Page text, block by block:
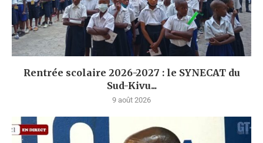
Rentrée scolaire 2026-2027 : le SYNECAT du
Sud-Kivu...
9 août 2026